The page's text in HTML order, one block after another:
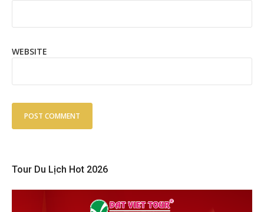
WEBSITE
Tour Du Lịch Hot 2026